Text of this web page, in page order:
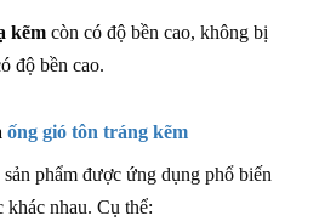
kẽm còn có độ bền cao, không bị
độ bền cao.
ống gió tôn tráng kẽm
phẩm được ứng dụng phổ biến
nhau. Cụ thể: